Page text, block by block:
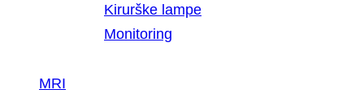
Kirurške lampe
Monitoring
MRI